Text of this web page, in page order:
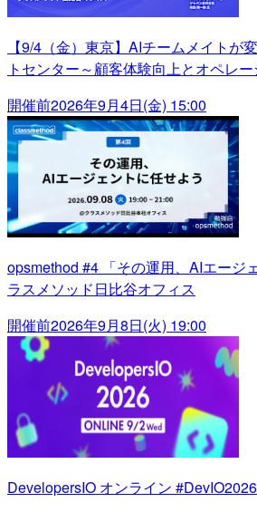
【9/4（金）東京】AIチームメイトが
トセンター～顧客体験向上とオペレ
開催前2026年9月4日(金) 15:00
opsmethod #4 「その運用、AIエージ
ラスメソッド日比谷オフィス
開催前2026年9月8日(火) 19:00
DevelopersIO オンライン #DevIO2026